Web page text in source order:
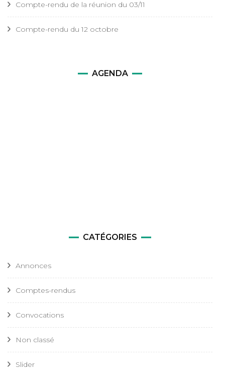
Compte-rendu de la réunion du 03/11
Compte-rendu du 12 octobre
AGENDA
CATÉGORIES
Annonces
Comptes-rendus
Convocations
Non classé
Slider